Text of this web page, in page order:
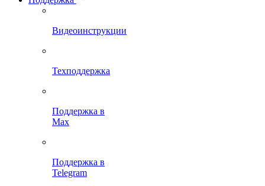
Видеоинструкции
Техподдержка
Поддержка в
Max
Поддержка в
Telegram